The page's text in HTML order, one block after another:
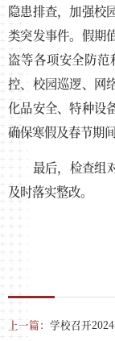
隐患排查，加强校
类突发事件。假期
盗等各项安全防
控、校园巡逻、网
化品安全、特种设
确保寒假及春节期
最后，检查组
及时落实整改。
上一篇： 学校召开